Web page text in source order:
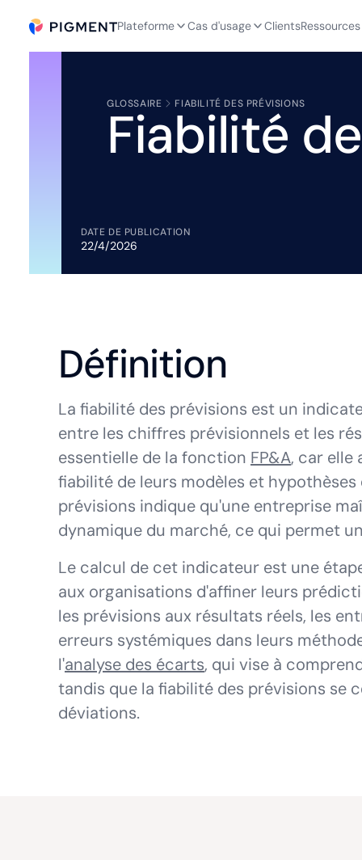
Plateforme Cas d'usage ClientsRessources
GLOSSAIRE FIABILITÉ DES PRÉVISIONS
Fiabilité
DATE DE PUBLICATION
22/4/2026
Définition
La fiabilité des prévisions est un
entre les chiffres prévisionnels et les
essentielle de la fonction FP&A, car elle
fiabilité de leurs modèles et
prévisions indique qu'une entreprise
dynamique du marché, ce qui permet
Le calcul de cet indicateur est une
aux organisations d'affiner leurs
les prévisions aux résultats réels, les
erreurs systémiques dans leurs
l'analyse des écarts, qui vise à
tandis que la fiabilité des prévisions se
déviations.